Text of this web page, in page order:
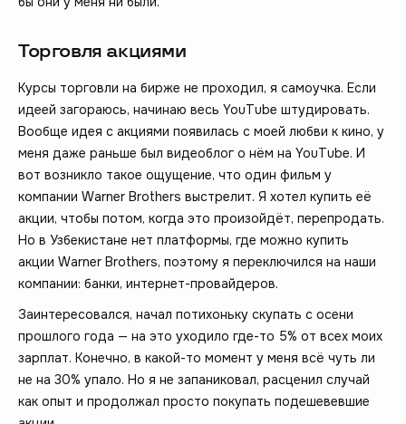
Торговля акциями
Курсы торговли на бирже не проходил, я самоучка. Если
идеей загораюсь, начинаю весь YouTube штудировать.
Вообще идея с акциями появилась с моей любви к кино, у
меня даже раньше был видеоблог о нём на YouTube. И
вот возникло такое ощущение, что один фильм у
компании Warner Brothers выстрелит. Я хотел купить её
акции, чтобы потом, когда это произойдёт, перепродать.
Но в Узбекистане нет платформы, где можно купить
акции Warner Brothers, поэтому я переключился на наши
компании: банки, интернет-провайдеров.
Заинтересовался, начал потихоньку скупать с осени
прошлого года — на это уходило где-то 5% от всех моих
зарплат. Конечно, в какой-то момент у меня всё чуть ли
не на 30% упало. Но я не запаниковал, расценил случай
как опыт и продолжал просто покупать подешевевшие